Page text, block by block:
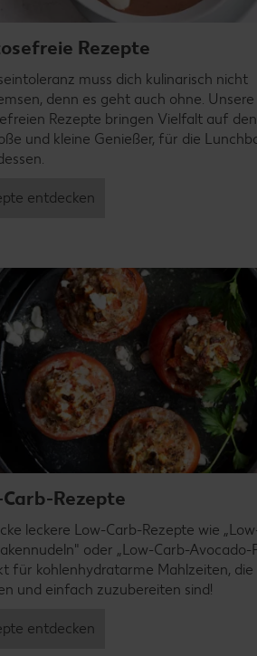
Rezepte
muss dich kulinarisch nicht
denn es geht auch ohne. Unsere
Rezepte bringen Vielfalt auf den
und kleine Genießer, für die
entdecken
Carb-Rezepte
leckere Low-Carb-Rezepte wie
oder „Low-Carb-Avocado-
für kohlenhydratarme Mahlzeiten,
und einfach zuzubereiten sind!
entdecken